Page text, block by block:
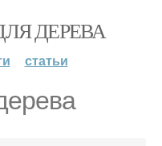
ДЕРЕВА
статьи